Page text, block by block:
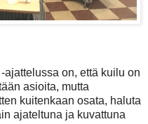
-ajattelussa on, että kuilu on
asioita, mutta
kuitenkaan osata, haluta
ajateltuna ja kuvattuna